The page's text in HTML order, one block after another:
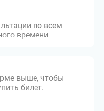
по всем
времени
выше, чтобы
билет.